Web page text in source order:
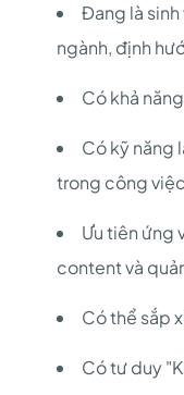
Đang là
ngành, định
Có khả
Có kỹ năng
trong công
Ưu tiên ứng
content và
Có thể sắp
Có tư duy